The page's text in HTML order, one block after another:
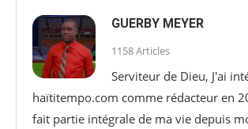
GUERBY MEYER
1158 Articles
Serviteur de Dieu, J'ai
haïtitempo.com comme rédacteur en
fait partie intégrale de ma vie depuis